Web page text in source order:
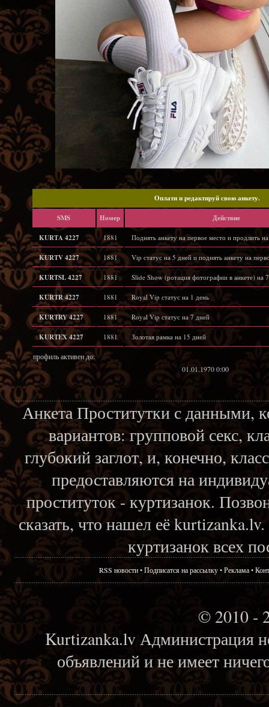
Oплати и редактируй свою анкету.
SMS Hомер Действие
KURTA 4227 1881 Поднять анкету на первое место и продлить
KURTV 4227 1881 Vip статус на 5 дней и поднять анкету на
KURTSL 4227 1881 Slide Show (ротация фотографии в анкете) на
KURTR 4227 1881 Royal Vip статус на 1 день
KURTRY 4227 1881 Royal Vip статус на 7 дней
KURTEX 4227 1881 Золотая рамка на 15 дней
профиль активен до:
01.01.1970 0:00
Анкета Проститутки с данными,
вариантов: групповой секс,
глубокий заглот, и, конечно,
предоставляются на
проституток - куртизанок.
сказать, что нашел её
куртизанок всех
RSS новости•Подписатся на рассылку•Реклама•
© 2010 -
Kurtizanka.lv Администрация
объявлений и не имеет